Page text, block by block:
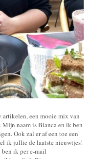
een mooie mix van
naam is Bianca en ik ben
Ook zal er af een toe een
ik jullie de laatste nieuwtjes!
ik per e-mail